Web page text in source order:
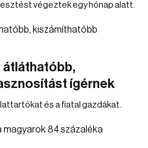
végeztek egy hónap alatt.
átláthatóbb,
ígérnek
és a fiatal gazdákat.